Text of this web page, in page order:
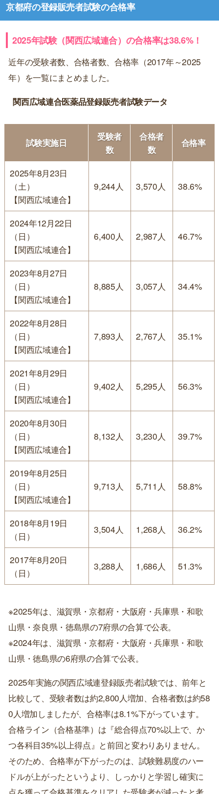
京都府の登録販売者試験の合格率
2025年試験（関西広域連合）の合格率は38.6%！
近年の受験者数、合格者数、合格率（2017年～2025
年）を一覧にまとめました。
関西広域連合医薬品登録販売者試験データ
試験実施日
受験者
数
合格者
数
合格率
2025年8月23日
（土）
【関西広域連合】
9,244人 3,570人 38.6%
2024年12月22日
（日）
【関西広域連合】
6,400人 2,987人 46.7%
2023年8月27日
（日）
【関西広域連合】
8,885人 3,057人 34.4%
2022年8月28日
（日）
【関西広域連合】
7,893人 2,767人 35.1%
2021年8月29日
（日）
【関西広域連合】
9,402人 5,295人 56.3%
2020年8月30日
（日）
【関西広域連合】
8,132人 3,230人 39.7%
2019年8月25日
（日）
【関西広域連合】
9,713人 5,711人 58.8%
2018年8月19日
（日）
3,504人 1,268人 36.2%
2017年8月20日
（日）
3,288人 1,686人 51.3%
※2025年は、滋賀県・京都府・大阪府・兵庫県・和歌
山県・奈良県・徳島県の7府県の合算で公表。
※2024年は、滋賀県・京都府・大阪府・兵庫県・和歌
山県・徳島県の6府県の合算で公表。
2025年実施の関西広域連登録販売者試験では、前年と
比較して、受験者数は約2,800人増加、合格者数は約58
0人増加しましたが、合格率は8.1%下がっています。
合格ライン（合格基準）は『総合得点70%以上で、か
つ各科目35%以上得点』と前回と変わりありません。
そのため、合格率が下がったのは、試験難易度のハー
ドルが上がったというより、しっかりと学習し確実に